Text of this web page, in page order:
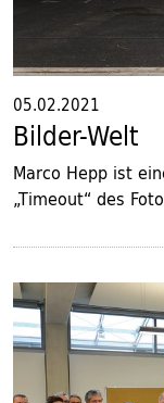
05.02.2021
Bilder-Welt
Marco Hepp ist
„Timeout“ des